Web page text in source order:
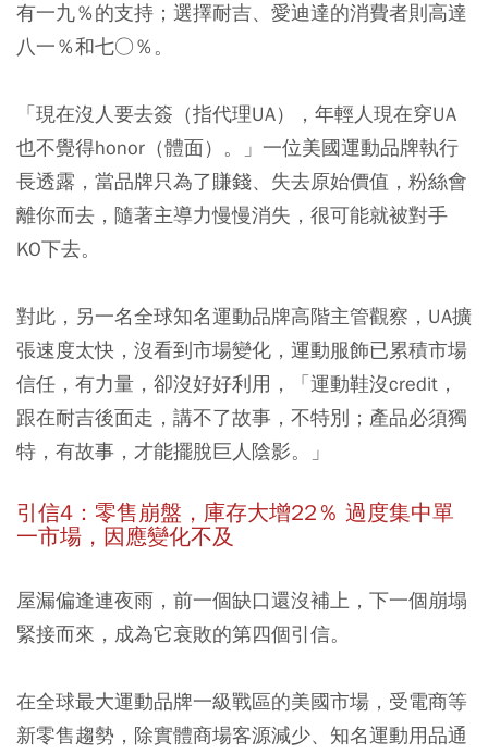
有一九％的支持；選擇耐吉、愛迪達的消費者則高達
八一％和七○％。
「現在沒人要去簽（指代理UA），年輕人現在穿UA
也不覺得honor（體面）。」一位美國運動品牌執行
長透露，當品牌只為了賺錢、失去原始價值，粉絲會
離你而去，隨著主導力慢慢消失，很可能就被對手
KO下去。
對此，另一名全球知名運動品牌高階主管觀察，UA擴
張速度太快，沒看到市場變化，運動服飾已累積市場
信任，有力量，卻沒好好利用，「運動鞋沒credit，
跟在耐吉後面走，講不了故事，不特別；產品必須獨
特，有故事，才能擺脫巨人陰影。」
引信4：零售崩盤，庫存大增22％ 過度集中單
一市場，因應變化不及
屋漏偏逢連夜雨，前一個缺口還沒補上，下一個崩塌
緊接而來，成為它衰敗的第四個引信。
在全球最大運動品牌一級戰區的美國市場，受電商等
新零售趨勢，除實體商場客源減少、知名運動用品通